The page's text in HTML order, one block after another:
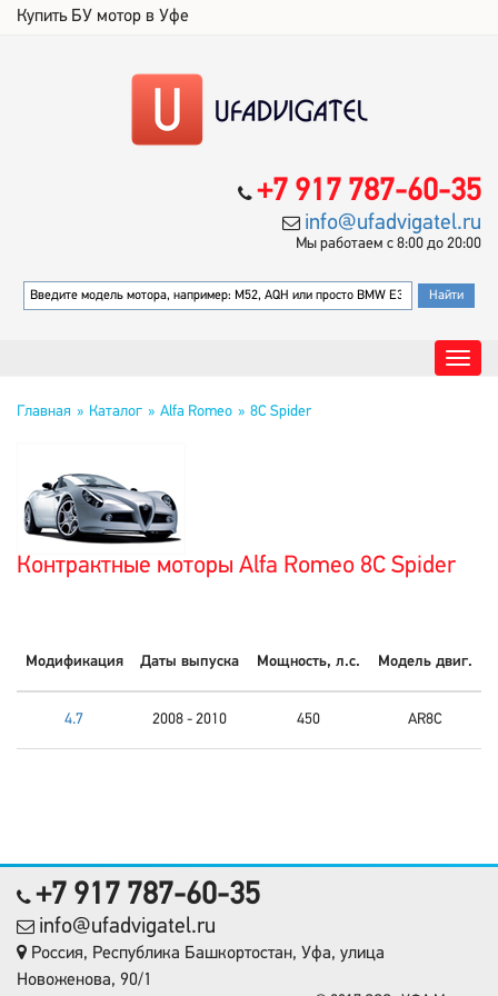
Купить БУ мотор в Уфе
+7 917 787-60-35
info@ufadvigatel.ru
Мы работаем с 8:00 до 20:00
Главная Каталог Alfa Romeo 8C Spider
Контрактные моторы Alfa Romeo 8C Spider
Модификация Даты выпуска Мощность, л.с. Модель двиг.
4.7 2008 - 2010 450 AR8C
+7 917 787-60-35
info@ufadvigatel.ru
Россия, Республика Башкортостан, Уфа, улица
Новоженова, 90/1